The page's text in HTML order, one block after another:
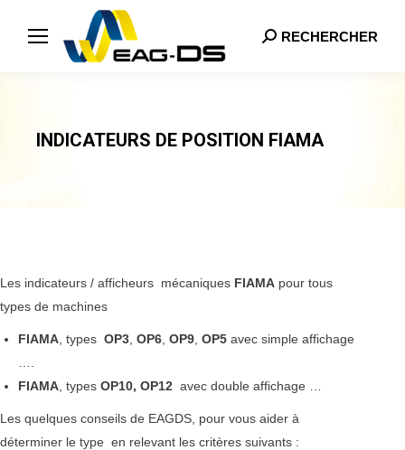
Search:RECHERCHER
INDICATEURS DE POSITION FIAMA
Les indicateurs / afficheurs mécaniques FIAMA pour tous
types de machines
FIAMA , types OP3 OP6 OP9 OP5 avec simple affichage
FIAMA , types OP10, OP12 avec double affichage …
Les quelques conseils de EAGDS, pour vous aider à
déterminer le type en relevant les critères suivants :